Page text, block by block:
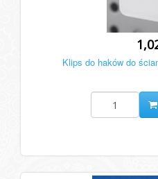
Klips do haków do